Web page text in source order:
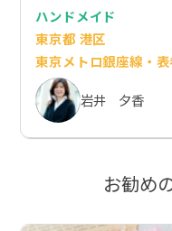
ハンドメイド
東京都 港区
東京メトロ銀座線・
岩井 夕香
お勧め